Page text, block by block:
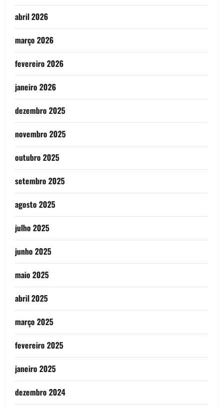
abril 2026
março 2026
fevereiro 2026
janeiro 2026
dezembro 2025
novembro 2025
outubro 2025
setembro 2025
agosto 2025
julho 2025
junho 2025
maio 2025
abril 2025
março 2025
fevereiro 2025
janeiro 2025
dezembro 2024